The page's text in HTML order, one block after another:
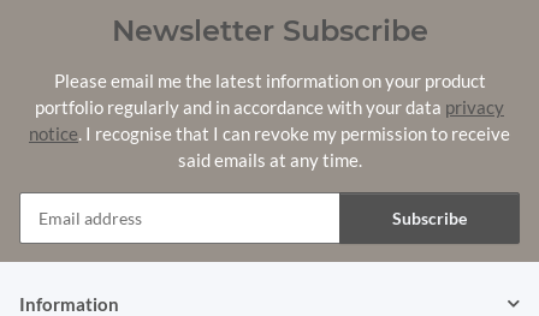
Newsletter Subscribe
Please email me the latest information on your product
portfolio regularly and in accordance with your data privacy
notice. I recognise that I can revoke my permission to receive
said emails at any time.
Subscribe
Information